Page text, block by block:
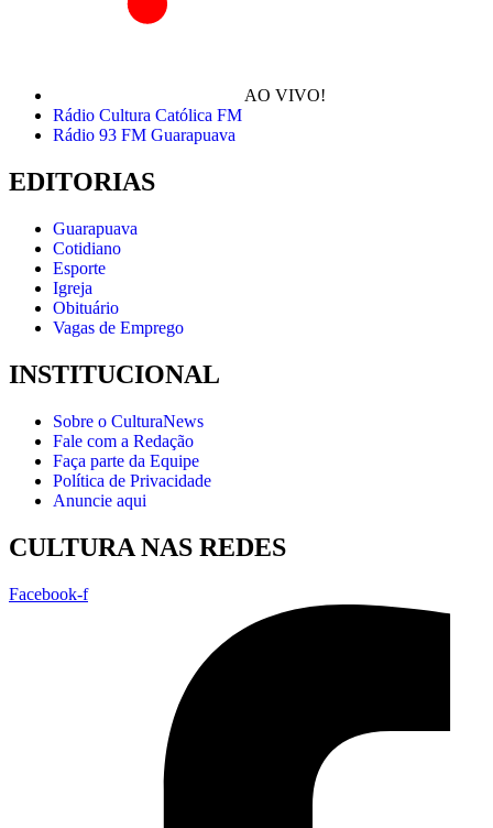
AO VIVO!
Rádio Cultura Católica FM
Rádio 93 FM Guarapuava
EDITORIAS
Guarapuava
Cotidiano
Esporte
Igreja
Obituário
Vagas de Emprego
INSTITUCIONAL
Sobre o CulturaNews
Fale com a Redação
Faça parte da Equipe
Política de Privacidade
Anuncie aqui
CULTURA NAS REDES
Facebook-f